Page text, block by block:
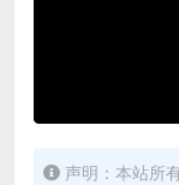
声明：本站所